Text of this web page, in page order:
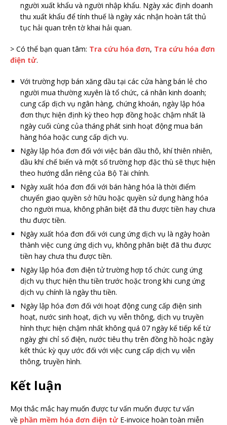
người xuất khẩu và người nhập khẩu. Ngày xác định doanh
thu xuất khẩu để tính thuế là ngày xác nhận hoàn tất thủ
tục hải quan trên tờ khai hải quan.
> Có thể bạn quan tâm: Tra cứu hóa đơn, Tra cứu hóa đơn
điện tử.
Với trường hợp bán xăng dầu tại các cửa hàng bán lẻ cho
người mua thường xuyên là tổ chức, cá nhân kinh doanh;
cung cấp dịch vụ ngân hàng, chứng khoán, ngày lập hóa
đơn thực hiện định kỳ theo hợp đồng hoặc chậm nhất là
ngày cuối cùng của tháng phát sinh hoạt động mua bán
hàng hóa hoặc cung cấp dịch vụ.
Ngày lập hóa đơn đối với việc bán dầu thô, khí thiên nhiên,
dầu khí chế biến và một số trường hợp đặc thù sẽ thực hiện
theo hướng dẫn riêng của Bộ Tài chính.
Ngày xuất hóa đơn đối với bán hàng hóa là thời điểm
chuyển giao quyền sở hữu hoặc quyền sử dụng hàng hóa
cho người mua, không phân biệt đã thu được tiền hay chưa
thu được tiền.
Ngày xuất hóa đơn đối với cung ứng dịch vụ là ngày hoàn
thành việc cung ứng dịch vụ, không phân biệt đã thu được
tiền hay chưa thu được tiền.
Ngày lập hóa đơn điện tử trường hợp tổ chức cung ứng
dịch vụ thực hiện thu tiền trước hoặc trong khi cung ứng
dịch vụ chính là ngày thu tiền.
Ngày lập hóa đơn đối với hoạt động cung cấp điện sinh
hoạt, nước sinh hoạt, dịch vụ viễn thông, dịch vụ truyền
hình thực hiện chậm nhất không quá 07 ngày kế tiếp kể từ
ngày ghi chỉ số điện, nước tiêu thụ trên đồng hồ hoặc ngày
kết thúc kỳ quy ước đối với việc cung cấp dịch vụ viễn
thông, truyền hình.
Kết luận
Mọi thắc mắc hay muốn được tư vấn muốn được tư vấn
về phần mềm hóa đơn điện tửE-invoice hoàn toàn miễn